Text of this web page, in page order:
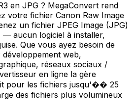
en JPG ? MegaConvert rend
votre fichier Canon Raw Image
un fichier JPEG Image (JPG)
— aucun logiciel à installer,
Que vous ayez besoin de
web,
réseaux sociaux /
en ligne la gère
pour les fichiers jusqu'�� 25
des fichiers plus volumineux